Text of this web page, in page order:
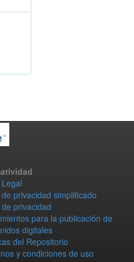
privacidad simplificado
privacidad
para la publicación de
digitales
del Repositorio
y condiciones de uso